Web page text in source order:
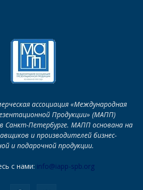
ассоциация «Международная
Продукции» (МАПП)
Санкт-Петербурге. МАПП основана на
и производителей бизнес-
и подарочной продукции.
с нами: info@iapp-spb.org